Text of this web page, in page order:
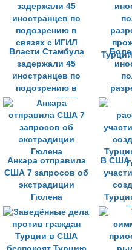
Гюлена к убийству
Карлова
Власти Стамбула
задержали 45
иностранцев по
подозрению в
связях с ИГИЛ
Анкара отправила
США 7 запросов об
экстрадиции
Гюлена
В США